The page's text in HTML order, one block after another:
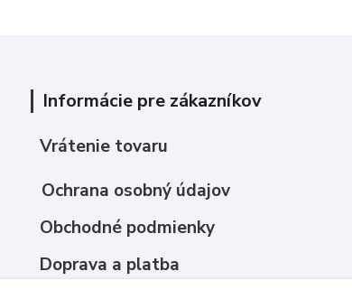
Informácie pre zákazníkov
Vrátenie tovaru
Ochrana osobný údajov
Obchodné podmienky
Doprava a platba